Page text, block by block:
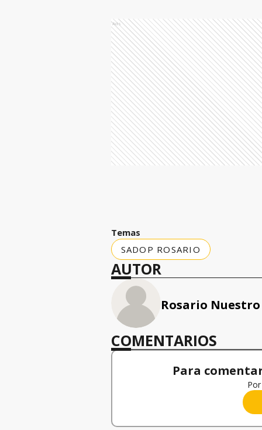
Ads
Temas
SADOP ROSARIO
AUTOR
Rosario Nuestro
COMENTARIOS
Para